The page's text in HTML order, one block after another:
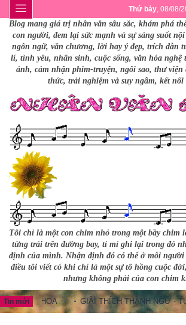
Thứ bảy, 08/08/
Blog mang giá trị nhân văn sâu sắc, khám phá
con người, đem lại sức mạnh và sự sáng suốt
ngôn ngữ, văn chương, lời hay ý đẹp, trích dẫn
lí, tình yêu, nhân sinh, cuộc sống, văn hóa nghệ
ảnh, cảm nhận phim-truyện, ngôi sao, thư viện
thức, trải nghiệm và suy ngẫm, kết
Tôi chỉ là một con chim nhỏ trong một bầy chim
từng trải trên đường bay, tỉ mỉ ghi lại trong đó
định của mình. Nhận định đó có thể ở mỗi
điều tôi viết có khi chỉ là một sự tô hồng cuộc
nhưng không phải của con chim
Tin mới
HOA GIẢI THÍCH THÀNH NGỮ - TỤC NGỮ